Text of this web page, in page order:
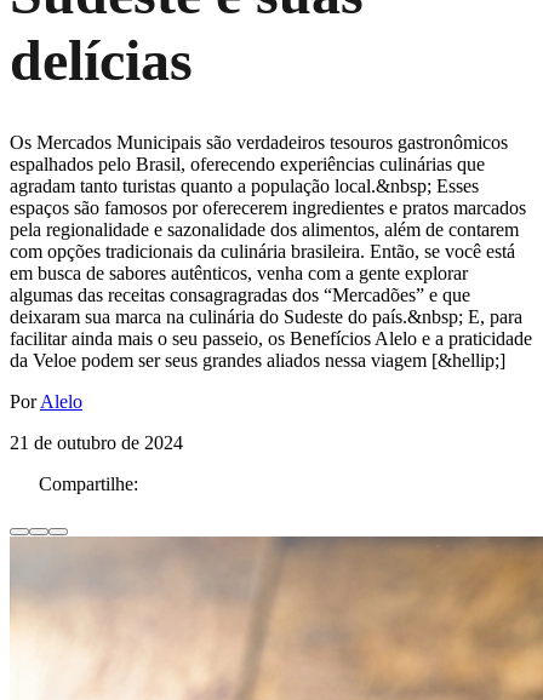
delícias
Os Mercados Municipais são verdadeiros tesouros gastronômicos
espalhados pelo Brasil, oferecendo experiências culinárias que
agradam tanto turistas quanto a população local.&nbsp; Esses
espaços são famosos por oferecerem ingredientes e pratos marcados
pela regionalidade e sazonalidade dos alimentos, além de contarem
com opções tradicionais da culinária brasileira. Então, se você está
em busca de sabores autênticos, venha com a gente explorar
algumas das receitas consagragradas dos “Mercadões” e que
deixaram sua marca na culinária do Sudeste do país.&nbsp; E, para
facilitar ainda mais o seu passeio, os Benefícios Alelo e a praticidade
da Veloe podem ser seus grandes aliados nessa viagem [&hellip;]
PorAlelo
21 de outubro de 2024
Compartilhe: